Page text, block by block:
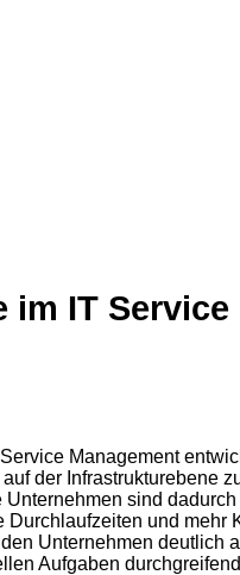
IT Service
Management
der Infrastrukturebene
sind
und mehr
Unternehmen
Aufgaben